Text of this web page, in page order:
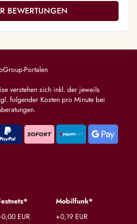
BEWERTUNGEN
Portalen
verstehen sich inkl. der jeweils
folgender Kosten pro Minute bei
Mobilfunk*
EUR
+0,19 EUR